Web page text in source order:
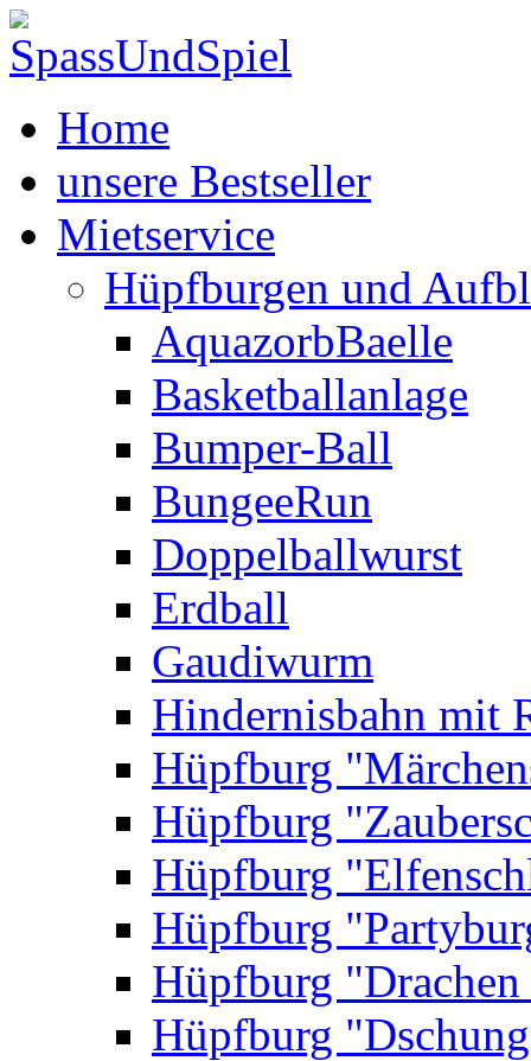
Home
unsere Bestseller
Mietservice
Hüpfburgen und
AquazorbBaelle
Basketballanlage
Bumper-Ball
BungeeRun
Doppelballwurst
Erdball
Gaudiwurm
Hindernisbahn mit
Hüpfburg
Hüpfburg
Hüpfburg
Hüpfburg
Hüpfburg
Hüpfburg